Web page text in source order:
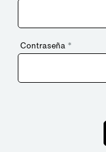
Contraseña *